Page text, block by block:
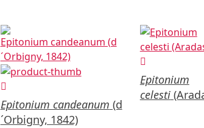
Epitonium candeanum (d
´Orbigny, 1842)
Epitonium
celesti